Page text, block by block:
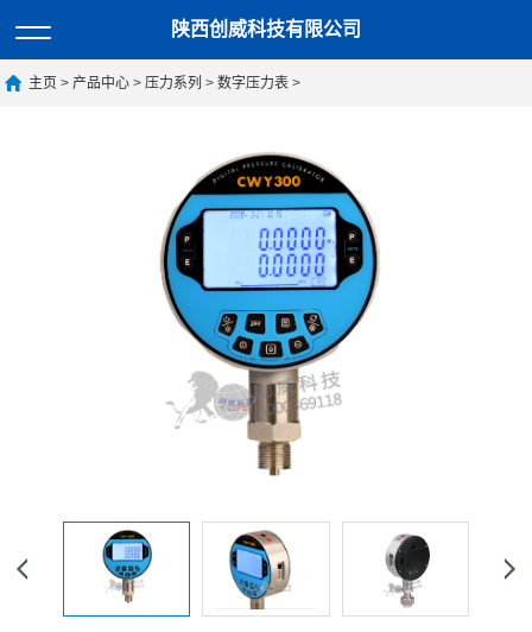
陕西创威科技有限公司
主页 >产品中心 >压力系列 >数字压力表 >